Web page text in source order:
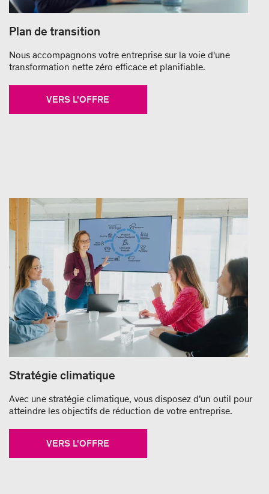
Plan de transition
Nous accompagnons votre entreprise sur la voie d'une
transformation nette zéro efficace et planifiable.
VERS L'OFFRE
Stratégie climatique
Avec une stratégie climatique, vous disposez d’un outil pour
atteindre les objectifs de réduction de votre entreprise.
VERS L'OFFRE